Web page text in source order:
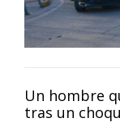
Un hombre
tras un